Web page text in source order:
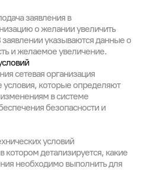
заявления в
о желании увеличить
указываются данные о
и желаемое увеличение.
сетевая организация
условия, которые определяют
в системе
безопасности и
условий
котором детализируется, какие
необходимо выполнить для